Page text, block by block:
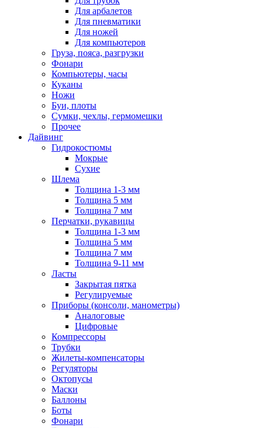
Для арбалетов
Для пневматики
Для ножей
Для компьютеров
Груза, пояса, разгрузки
Фонари
Компьютеры, часы
Куканы
Ножи
Буи, плоты
Сумки, чехлы, гермомешки
Прочее
Дайвинг
Гидрокостюмы
Мокрые
Сухие
Шлема
Толщина 1-3 мм
Толщина 5 мм
Толщина 7 мм
Перчатки, рукавицы
Толщина 1-3 мм
Толщина 5 мм
Толщина 7 мм
Толщина 9-11 мм
Ласты
Закрытая пятка
Регулируемые
Приборы (консоли, манометры)
Аналоговые
Цифровые
Компрессоры
Трубки
Жилеты-компенсаторы
Регуляторы
Октопусы
Маски
Баллоны
Боты
Фонари